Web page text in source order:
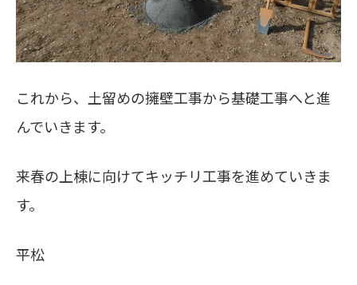
これから、土留めの擁壁工事から基礎工事へと進
んでいきます。
来春の上棟に向けてキッチリ工事を進めていきま
す。
平松